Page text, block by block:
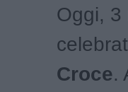
Oggi, 3
Croce.